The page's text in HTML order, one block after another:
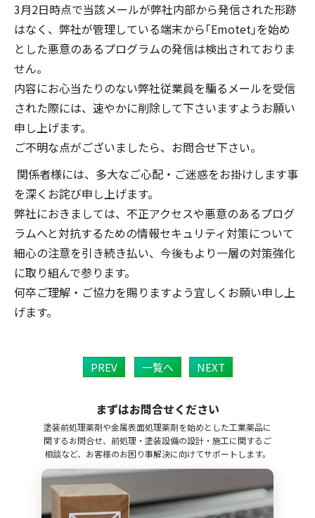
3月2日時点で当該メールが弊社内部から発信された形跡
はなく、弊社が管理している端末から｢Emotet｣を始め
とした悪意のあるプログラムの発信は検出されておりま
せん。
内容にお心当たりのない弊社従業員を騙るメールを受信
された際には、速やかに削除して下さいますようお願い
申し上げます。
ご不明な点がございましたら、お問合せ下さい。
関係者様には、多大なご心配・ご迷惑をお掛けします事
を深くお詫び申し上げます。
弊社におきましては、不正アクセスや悪意のあるプログ
ラムへと対抗するための情報セキュリティ対策について
細心の注意を引き続き払い、今後もより一層の対策強化
に取り組んで参ります。
何卒ご理解・ご協力を賜りますよう宜しくお願い申し上
げます。
PREV 一覧へ NEXT
まずはお問合せください
塗装前処理薬剤や金属表面処理薬剤を始めとした工業薬品に
関するお問合せ、前処理・塗装設備の設計・施工に関するご
相談など、お客様のお困り事解決に向けてサポートします。